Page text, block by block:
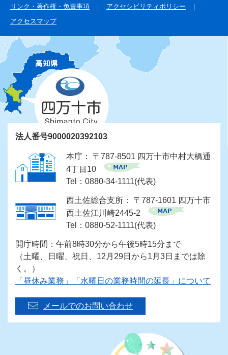
リンク・著作権・免責事項
アクセシビリティポリシー
アクセスマップ
法人番号9000020392103
本庁： 〒787-8501 四万十市中村大橋通
4丁目10
Tel：0880-34-1111(代表)
西土佐総合支所： 〒787-1601 四万十市
西土佐江川崎2445-2
Tel：0880-52-1111(代表)
開庁時間：午前8時30分から午後5時15分まで
（土曜、日曜、祝日、12月29日から1月3日までは除
く。）
「昼休み業務」「水曜日の業務時間の延長」について
メールでのお問い合わせ